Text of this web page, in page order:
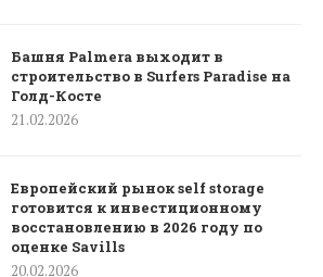
Башня Palmera выходит в
строительство в Surfers Paradise на
Голд-Косте
21.02.2026
Европейский рынок self storage
готовится к инвестиционному
восстановлению в 2026 году по
оценке Savills
20.02.2026